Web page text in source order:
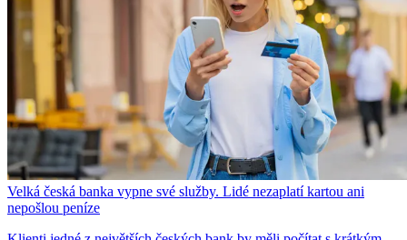
Velká česká banka vypne své služby. Lidé nezaplatí kartou ani
nepošlou peníze